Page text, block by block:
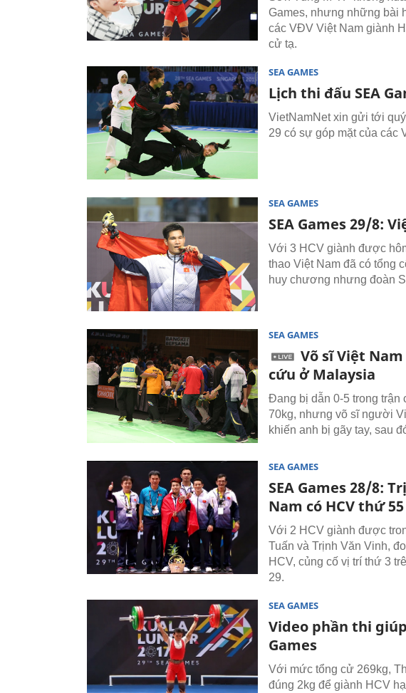
Games, nhưng những bài
các VĐV Việt Nam giành
cử tạ.
SEA GAMES
Lịch thi đấu SEA
VietNamNet xin gửi tới
29 có sự góp mặt của các
SEA GAMES
SEA Games 29/8:
Với 3 HCV giành được
thao Việt Nam đã có tổng
huy chương nhưng đoàn
SEA GAMES
Võ sĩ Việt
cứu ở Malaysia
Đang bị dẫn 0-5 trong trận
70kg, nhưng võ sĩ người
khiến anh bị gãy tay, sau
SEA GAMES
SEA Games 28/8:
Nam có HCV thứ 55
Với 2 HCV giành được
Tuấn và Trịnh Văn Vinh,
HCV, củng cố vị trí thứ 3
29.
SEA GAMES
Video phần thi
Games
Với mức tổng cử 269kg,
đúng 2kg để giành HCV